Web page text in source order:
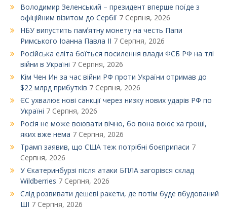
Володимир Зеленський – президент вперше поїде з
офіційним візитом до Сербії 7 Серпня, 2026
НБУ випустить памʼятну монету на честь Папи
Римського Іоанна Павла ІІ 7 Серпня, 2026
Російська еліта боїться посилення влади ФСБ РФ на тлі
війни в Україні 7 Серпня, 2026
Кім Чен Ин за час війни РФ проти України отримав до
$22 млрд прибутків 7 Серпня, 2026
ЄС ухвалює нові санкції через низку нових ударів РФ по
Україні 7 Серпня, 2026
Росія не може воювати вічно, бо вона воює ха гроші,
яких вже нема 7 Серпня, 2026
Трамп заявив, що США теж потрібні боєприпаси 7
Серпня, 2026
У Єкатеринбурзі після атаки БПЛА загорівся склад
Wildberries 7 Серпня, 2026
Слід розвивати дешеві ракети, де потім буде вбудований
ШІ 7 Серпня, 2026